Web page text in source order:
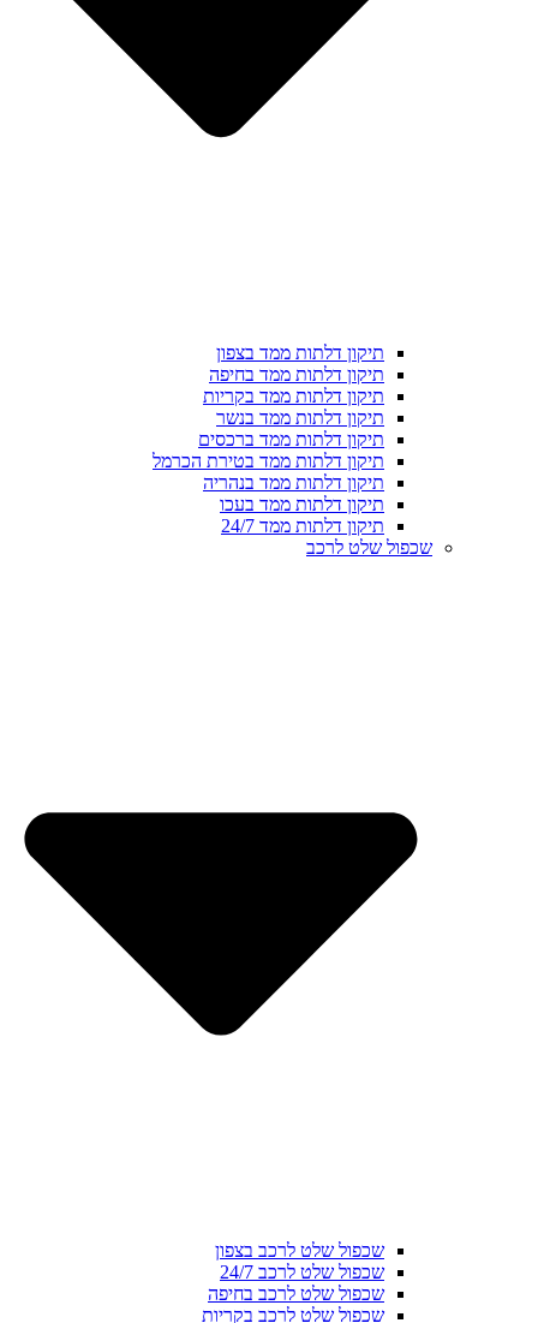
תיקון דלתות ממד בצפון
תיקון דלתות ממד בחיפה
תיקון דלתות ממד בקריות
תיקון דלתות ממד בנשר
תיקון דלתות ממד ברכסים
תיקון דלתות ממד בטירת הכרמל
תיקון דלתות ממד בנהריה
תיקון דלתות ממד בעכו
תיקון דלתות ממד 24/7
שכפול שלט לרכב
שכפול שלט לרכב בצפון
שכפול שלט לרכב 24/7
שכפול שלט לרכב בחיפה
שכפול שלט לרכב בקריות